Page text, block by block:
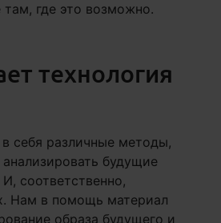
где это возможно.
технология
себя различные методы,
будущие
соответственно,
Нам в помощь материал
образа будущего и